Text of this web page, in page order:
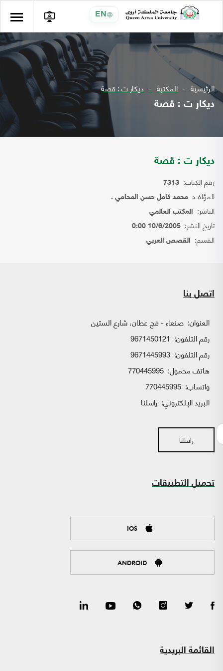
EN
الرئيسية المكتبة ديكار ت : قصة
ديكار ت : قصة
ديكار ت : قصة
رقم الكتاب: 7313
المؤلف: محمد كامل حسن المحامي .
الناشر: المكتب العالمي
تاريخ النشر: 10/6/2005 0:00
القسم: القصص العربي
اتصل بنا
العنوان: صنعاء - فج عطان، شارع الستين
رقم التلفون: 9671450121
رقم التلفون: 9671445993
هاتف محمول: 770445995
واتساب:
البريد الإلكتروني: راسلنا
راسلنا
تحميل التطبيقات
IOS
ANDROID
القائمة البريدية